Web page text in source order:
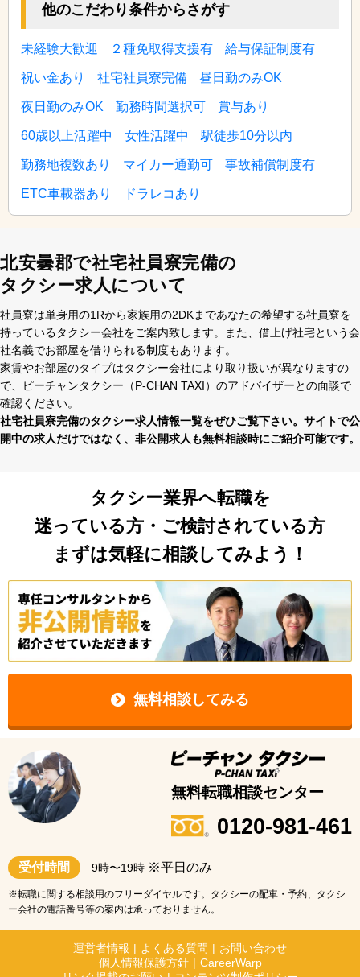
他のこだわり条件からさがす
未経験大歓迎 ２種免取得支援有 給与保証制度有
祝い金あり 社宅社員寮完備 昼日勤のみOK
夜日勤のみOK 勤務時間選択可 賞与あり
60歳以上活躍中 女性活躍中 駅徒歩10分以内
勤務地複数あり マイカー通勤可 事故補償制度有
ETC車載器あり ドラレコあり
北安曇郡で社宅社員寮完備の
タクシー求人について
社員寮は単⾝⽤の1Rから家族⽤の2DKまであなたの希望する社員寮を
持っているタクシー会社をご案内致します。また、借上げ社宅という会
社名義でお部屋を借りられる制度もあります。
家賃やお部屋のタイプはタクシー会社により取り扱いが異なりますの
で、ピーチャンタクシー（P-CHAN TAXI）のアドバイザーとの⾯談で
確認ください。
社宅社員寮完備のタクシー求⼈情報⼀覧をぜひご覧下さい。サイトで公
開中の求⼈だけではなく、⾮公開求⼈も無料相談時にご紹介可能です。
タクシー業界へ転職を
迷っている方・ご検討されている方
まずは気軽に相談してみよう！
無料相談してみる
無料転職相談センター
0120-981-461
受付時間 9時〜19時 ※平日のみ
※転職に関する相談用のフリーダイヤルです。タクシーの配車・予約、タクシ
ー会社の電話番号等の案内は承っておりません。
運営者情報 | よくある質問 | お問い合わせ
個人情報保護方針 | CareerWarp